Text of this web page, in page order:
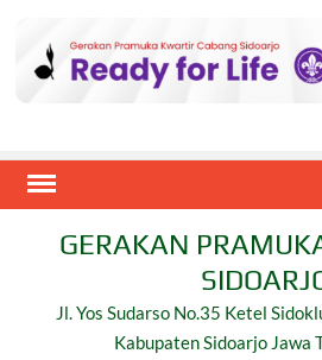
content
GERAKAN
Jl. Yos Sudarso No.35 Ketel
Kabupaten Sidoarjo Jawa